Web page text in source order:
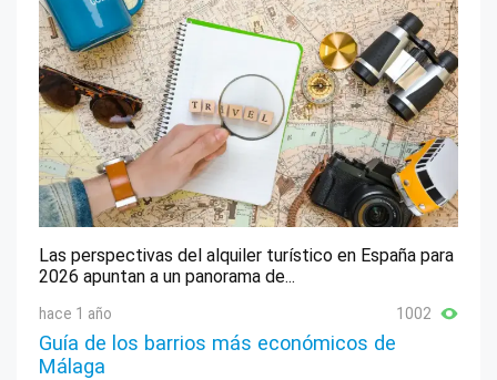
Las perspectivas del alquiler turístico en España para
2026 apuntan a un panorama de...
hace 1 año 1002
Guía de los barrios más económicos de
Málaga